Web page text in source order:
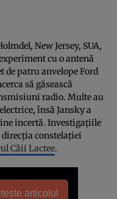
New Jersey, SUA,
cu o antenă
de patru anvelope Ford
să găsească
radio. Multe au
însă Jansky a
incertă. Investigațiile
constelației
Căii Lactee.
articolul